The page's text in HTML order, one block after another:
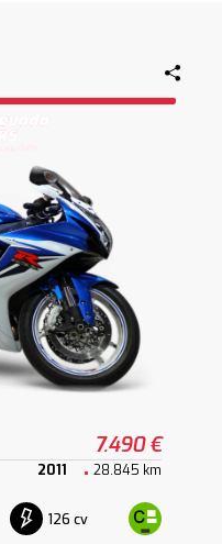
7.490 €
2011 28.845 km
126 cv